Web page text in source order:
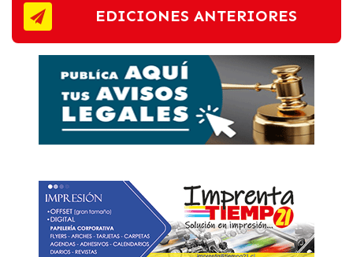
EDICIONES ANTERIORES